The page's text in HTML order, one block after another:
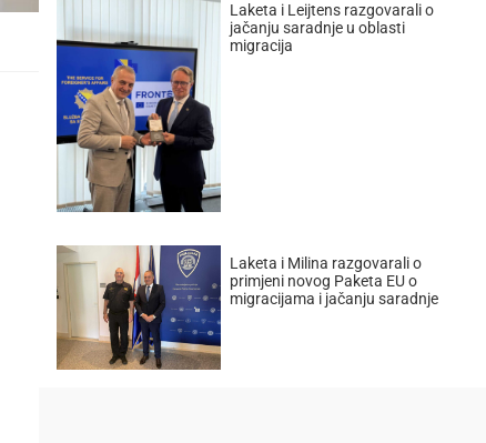
Laketa i Leijtens razgovarali o
jačanju saradnje u oblasti
migracija
Laketa i Milina razgovarali o
primjeni novog Paketa EU o
migracijama i jačanju saradnje